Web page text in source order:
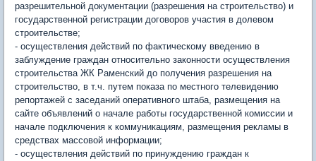
разрешительной документации (разрешения на строительство) и
государственной регистрации договоров участия в долевом
строительстве;
- осуществления действий по фактическому введению в
заблуждение граждан относительно законности осуществления
строительства ЖК Раменский до получения разрешения на
строительство, в т.ч. путем показа по местного телевидению
репортажей с заседаний оперативного штаба, размещения на
сайте объявлений о начале работы государственной комиссии и
начале подключения к коммуникациям, размещения рекламы в
средствах массовой информации;
- осуществления действий по принуждению граждан к